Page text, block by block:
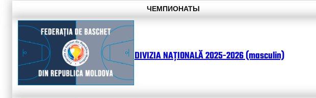
ЧЕМПИОНАТЫ
DIVIZIA NAȚIONALĂ 2025-2026 (masculin)